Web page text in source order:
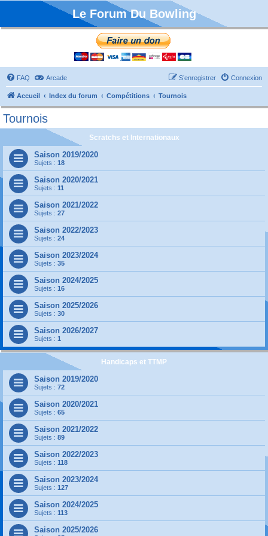
Le Forum Du Bowling
FAQ Arcade Connexion
S’enregistrer
Accueil Index du forum Compétitions Tournois
Tournois
Scratchs et Internationaux
Saison 2019/2020
Sujets : 18
Saison 2020/2021
Sujets : 11
Saison 2021/2022
Sujets : 27
Saison 2022/2023
Sujets : 24
Saison 2023/2024
Sujets : 35
Saison 2024/2025
Sujets : 16
Saison 2025/2026
Sujets : 30
Saison 2026/2027
Sujets : 1
Handicaps et TTMP
Saison 2019/2020
Sujets : 72
Saison 2020/2021
Sujets : 65
Saison 2021/2022
Sujets : 89
Saison 2022/2023
Sujets : 118
Saison 2023/2024
Sujets : 127
Saison 2024/2025
Sujets : 113
Saison 2025/2026